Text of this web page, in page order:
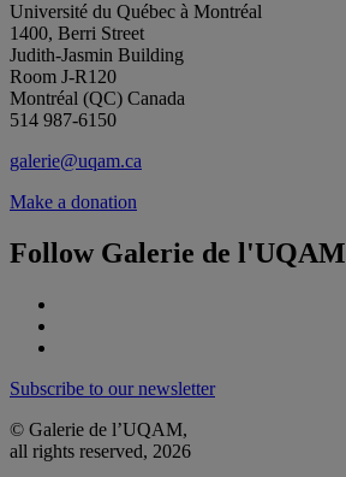
Université du Québec à Montréal
1400, Berri Street
Judith-Jasmin Building
Room J-R120
Montréal (QC) Canada
514 987-6150
galerie@uqam.ca
Make a donation
Follow Galerie de l'UQAM
Subscribe to our newsletter
© Galerie de l’UQAM,
all rights reserved, 2026